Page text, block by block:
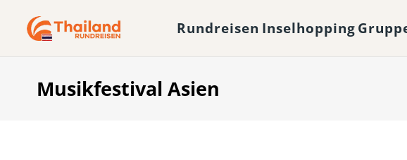
Rundreisen Inselhopping
Musikfestival Asien